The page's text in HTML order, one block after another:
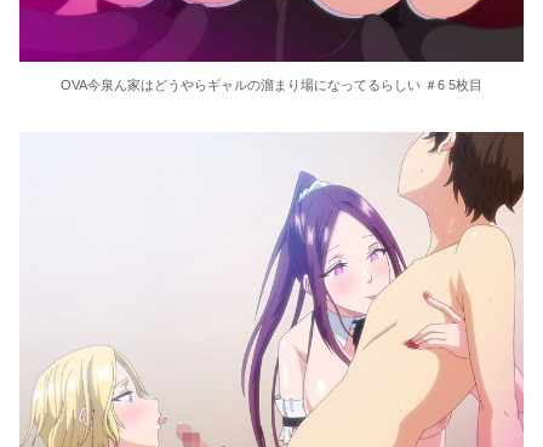
OVA今泉ん家はどうやらギャルの溜まり場になってるらしい ＃6 5枚目